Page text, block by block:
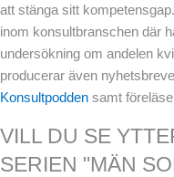
att stänga sitt
inom konsultbranschen där
undersökning om andelen
producerar även
Konsultpodden samt
VILL DU SE
SERIEN "MÄN